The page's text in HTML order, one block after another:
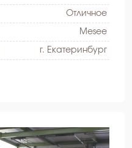
Oтличное
Mesee
г. Екатеринбург